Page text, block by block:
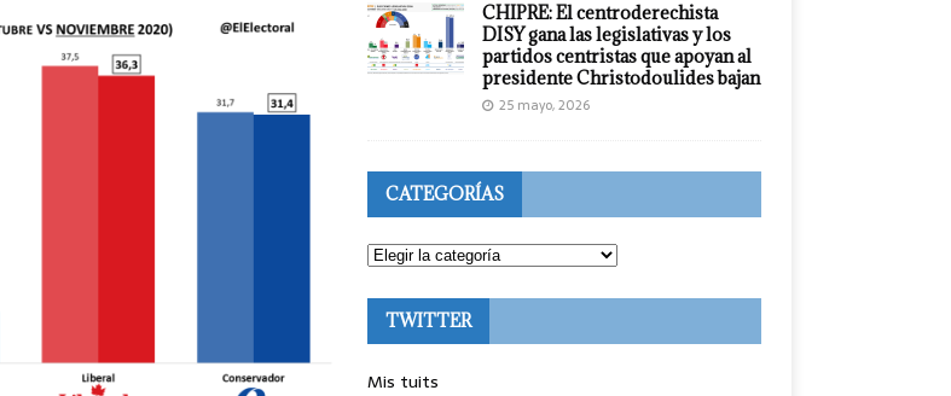
CHIPRE: El centroderechista
DISY gana las legislativas y los
partidos centristas que apoyan al
presidente Christodoulides bajan
25 mayo, 2026
CATEGORÍAS
TWITTER
Mis tuits